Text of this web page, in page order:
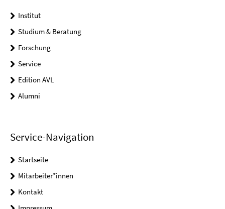
Institut
Studium & Beratung
Forschung
Service
Edition AVL
Alumni
Service-Navigation
Startseite
Mitarbeiter*innen
Kontakt